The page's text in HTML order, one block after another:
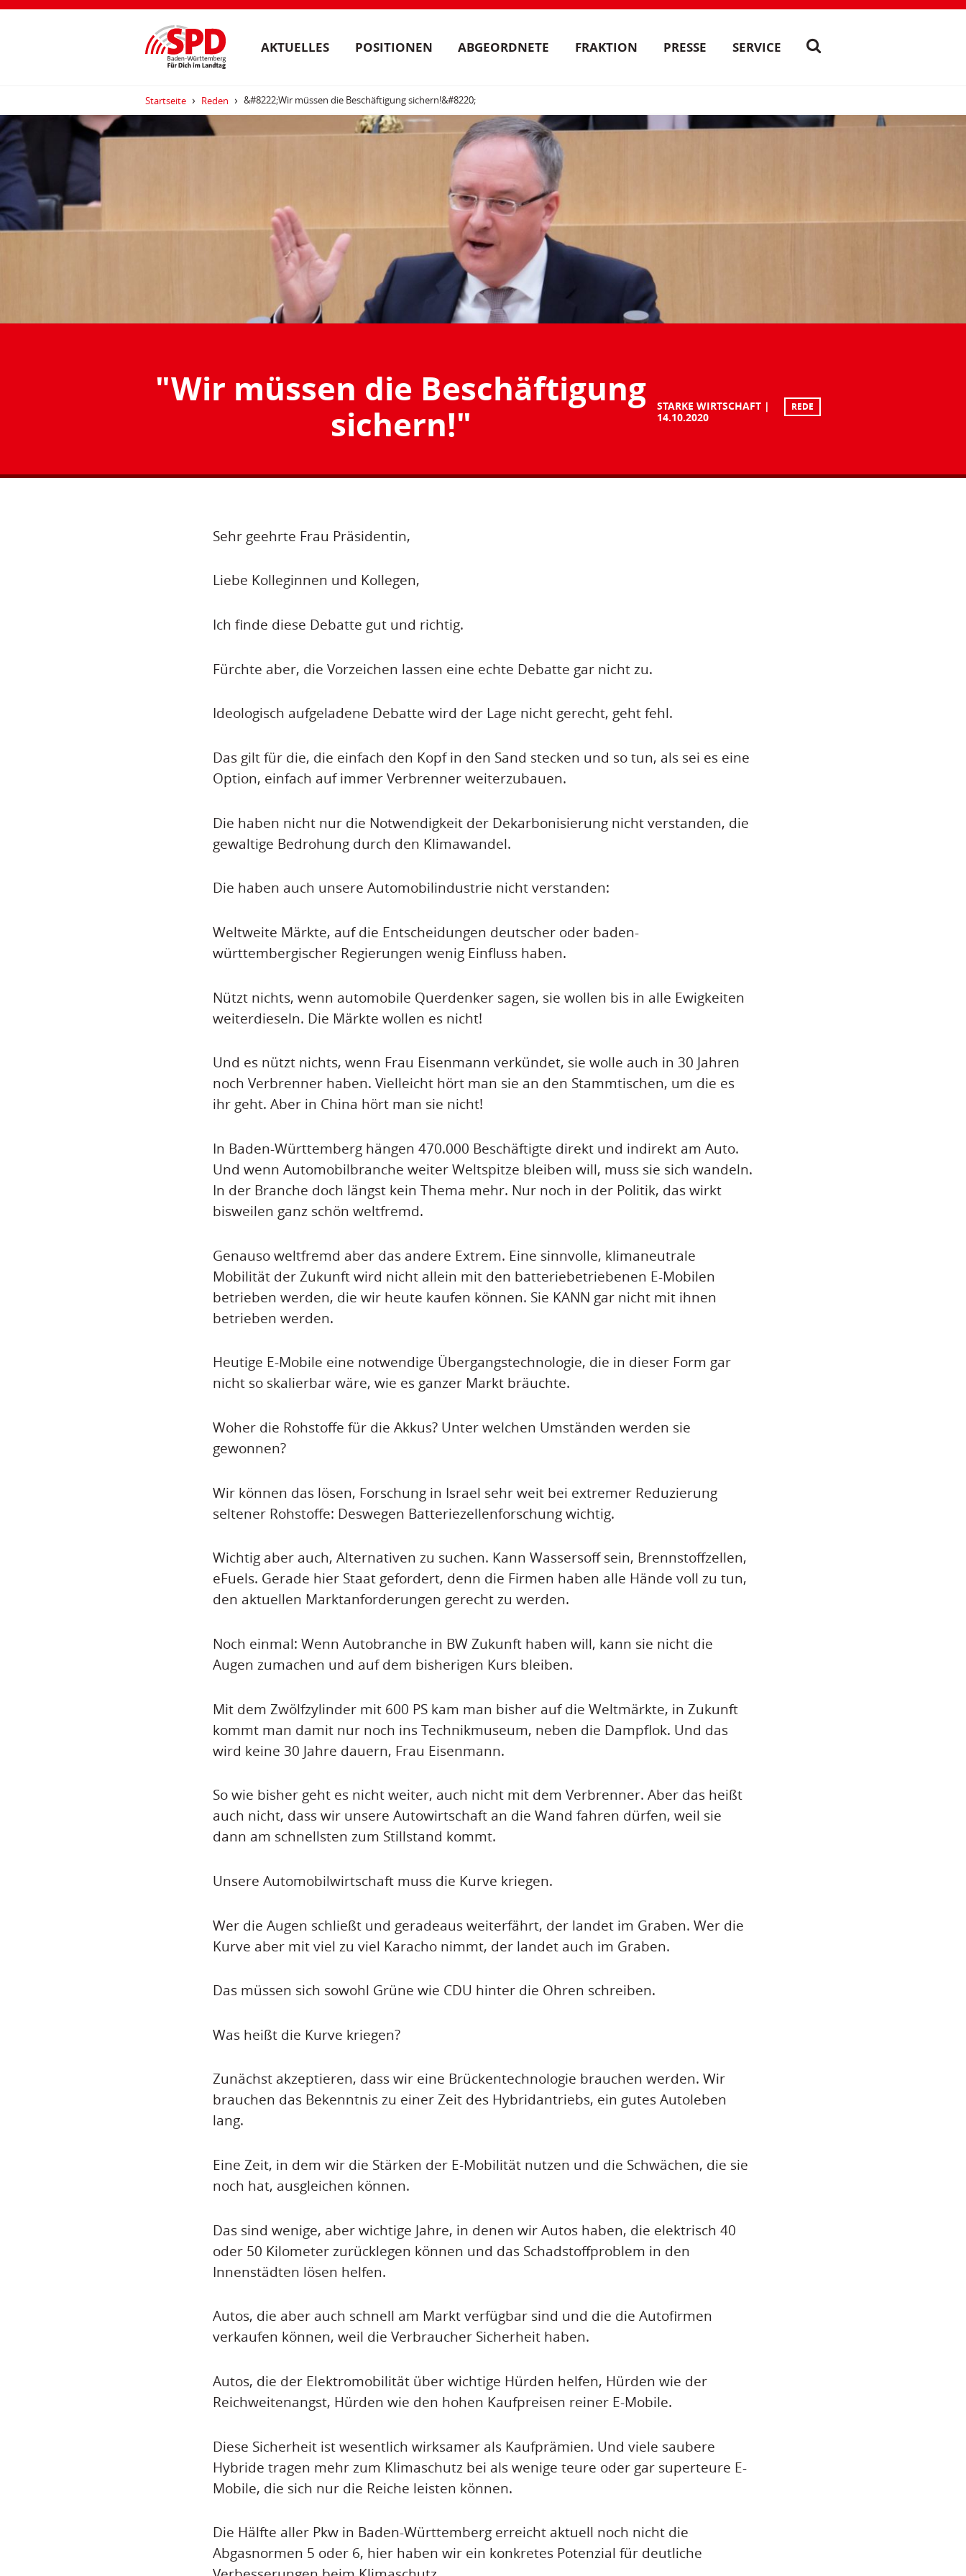
AKTUELLES POSITIONEN ABGEORDNETE FRAKTION PRESSE SERVICE
Startseite Reden &#8222;Wir müssen die Beschäftigung sichern!&#8220;
"Wir müssen die Beschäftigung
sichern!"
STARKE WIRTSCHAFT
14.10.2020
REDE
Sehr geehrte Frau Präsidentin,
Liebe Kolleginnen und Kollegen,
Ich finde diese Debatte gut und richtig.
Fürchte aber, die Vorzeichen lassen eine echte Debatte gar nicht zu.
Ideologisch aufgeladene Debatte wird der Lage nicht gerecht, geht fehl.
Das gilt für die, die einfach den Kopf in den Sand stecken und so tun, als sei es eine
Option, einfach auf immer Verbrenner weiterzubauen.
Die haben nicht nur die Notwendigkeit der Dekarbonisierung nicht verstanden, die
gewaltige Bedrohung durch den Klimawandel.
Die haben auch unsere Automobilindustrie nicht verstanden:
Weltweite Märkte, auf die Entscheidungen deutscher oder baden-
württembergischer Regierungen wenig Einfluss haben.
Nützt nichts, wenn automobile Querdenker sagen, sie wollen bis in alle Ewigkeiten
weiterdieseln. Die Märkte wollen es nicht!
Und es nützt nichts, wenn Frau Eisenmann verkündet, sie wolle auch in 30 Jahren
noch Verbrenner haben. Vielleicht hört man sie an den Stammtischen, um die es
ihr geht. Aber in China hört man sie nicht!
In Baden-Württemberg hängen 470.000 Beschäftigte direkt und indirekt am Auto.
Und wenn Automobilbranche weiter Weltspitze bleiben will, muss sie sich wandeln.
In der Branche doch längst kein Thema mehr. Nur noch in der Politik, das wirkt
bisweilen ganz schön weltfremd.
Genauso weltfremd aber das andere Extrem. Eine sinnvolle, klimaneutrale
Mobilität der Zukunft wird nicht allein mit den batteriebetriebenen E-Mobilen
betrieben werden, die wir heute kaufen können. Sie KANN gar nicht mit ihnen
betrieben werden.
Heutige E-Mobile eine notwendige Übergangstechnologie, die in dieser Form gar
nicht so skalierbar wäre, wie es ganzer Markt bräuchte.
Woher die Rohstoffe für die Akkus? Unter welchen Umständen werden sie
gewonnen?
Wir können das lösen, Forschung in Israel sehr weit bei extremer Reduzierung
seltener Rohstoffe: Deswegen Batteriezellenforschung wichtig.
Wichtig aber auch, Alternativen zu suchen. Kann Wassersoff sein, Brennstoffzellen,
eFuels. Gerade hier Staat gefordert, denn die Firmen haben alle Hände voll zu tun,
den aktuellen Marktanforderungen gerecht zu werden.
Noch einmal: Wenn Autobranche in BW Zukunft haben will, kann sie nicht die
Augen zumachen und auf dem bisherigen Kurs bleiben.
Mit dem Zwölfzylinder mit 600 PS kam man bisher auf die Weltmärkte, in Zukunft
kommt man damit nur noch ins Technikmuseum, neben die Dampflok. Und das
wird keine 30 Jahre dauern, Frau Eisenmann.
So wie bisher geht es nicht weiter, auch nicht mit dem Verbrenner. Aber das heißt
auch nicht, dass wir unsere Autowirtschaft an die Wand fahren dürfen, weil sie
dann am schnellsten zum Stillstand kommt.
Unsere Automobilwirtschaft muss die Kurve kriegen.
Wer die Augen schließt und geradeaus weiterfährt, der landet im Graben. Wer die
Kurve aber mit viel zu viel Karacho nimmt, der landet auch im Graben.
Das müssen sich sowohl Grüne wie CDU hinter die Ohren schreiben.
Was heißt die Kurve kriegen?
Zunächst akzeptieren, dass wir eine Brückentechnologie brauchen werden. Wir
brauchen das Bekenntnis zu einer Zeit des Hybridantriebs, ein gutes Autoleben
lang.
Eine Zeit, in dem wir die Stärken der E-Mobilität nutzen und die Schwächen, die sie
noch hat, ausgleichen können.
Das sind wenige, aber wichtige Jahre, in denen wir Autos haben, die elektrisch 40
oder 50 Kilometer zurücklegen können und das Schadstoffproblem in den
Innenstädten lösen helfen.
Autos, die aber auch schnell am Markt verfügbar sind und die die Autofirmen
verkaufen können, weil die Verbraucher Sicherheit haben.
Autos, die der Elektromobilität über wichtige Hürden helfen, Hürden wie der
Reichweitenangst, Hürden wie den hohen Kaufpreisen reiner E-Mobile.
Diese Sicherheit ist wesentlich wirksamer als Kaufprämien. Und viele saubere
Hybride tragen mehr zum Klimaschutz bei als wenige teure oder gar superteure E-
Mobile, die sich nur die Reiche leisten können.
Die Hälfte aller Pkw in Baden-Württemberg erreicht aktuell noch nicht die
Abgasnormen 5 oder 6, hier haben wir ein konkretes Potenzial für deutliche